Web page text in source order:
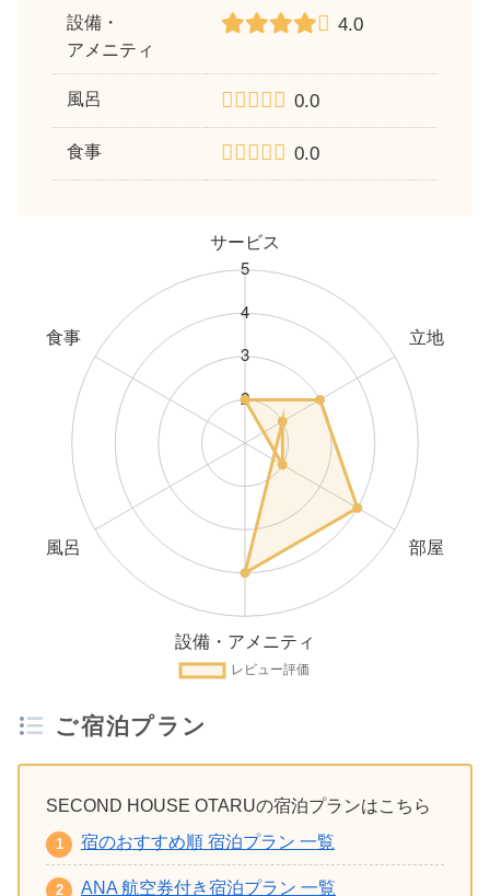
設備・
アメニティ
4.0
風呂 0.0
食事 0.0
ご宿泊プラン
SECOND HOUSE OTARUの宿泊プランはこちら
宿のおすすめ順 宿泊プラン 一覧
ANA 航空券付き宿泊プラン 一覧